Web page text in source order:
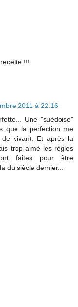
!!!
2011 à 22:16
Une "suédoise"
que la perfection me
vivant. Et après la
trop aimé les règles
faites pour être
du siècle dernier...